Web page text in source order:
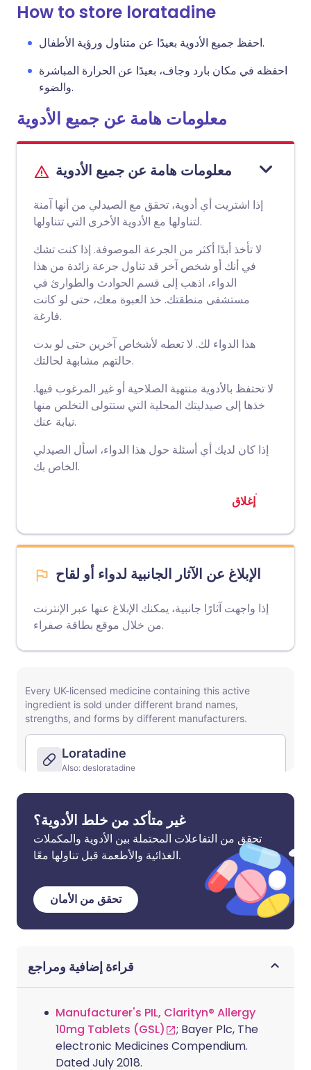
How to store loratadine
احفظ جميع الأدوية بعيدًا عن متناول ورؤية الأطفال.
احفظه في مكان بارد وجاف، بعيدًا عن الحرارة المباشرة
والضوء.
معلومات هامة عن جميع الأدوية
معلومات هامة عن جميع الأدوية
إذا اشتريت أي أدوية، تحقق مع الصيدلي من أنها آمنة
لتناولها مع الأدوية الأخرى التي تتناولها.
لا تأخذ أبدًا أكثر من الجرعة الموصوفة. إذا كنت تشك
في أنك أو شخص آخر قد تناول جرعة زائدة من هذا
الدواء، اذهب إلى قسم الحوادث والطوارئ في
مستشفى منطقتك. خذ العبوة معك، حتى لو كانت
فارغة.
هذا الدواء لك. لا تعطه لأشخاص آخرين حتى لو بدت
حالتهم مشابهة لحالتك.
لا تحتفظ بالأدوية منتهية الصلاحية أو غير المرغوب فيها.
خذها إلى صيدليتك المحلية التي ستتولى التخلص منها
نيابة عنك.
إذا كان لديك أي أسئلة حول هذا الدواء، اسأل الصيدلي
الخاص بك.
إغلاق
الإبلاغ عن الآثار الجانبية لدواء أو لقاح
إذا واجهت آثارًا جانبية، يمكنك الإبلاغ عنها عبر الإنترنت
من خلال موقع بطاقة صفراء .
غير متأكد من خلط الأدوية؟
تحقق من التفاعلات المحتملة بين الأدوية والمكملات
الغذائية والأطعمة قبل تناولها معًا.
تحقق من الأمان
قراءة إضافية ومراجع
Manufacturer's PIL, Clarityn® Allergy
10mg Tablets (GSL)
; Bayer Plc, The
electronic Medicines Compendium.
Dated July 2018.